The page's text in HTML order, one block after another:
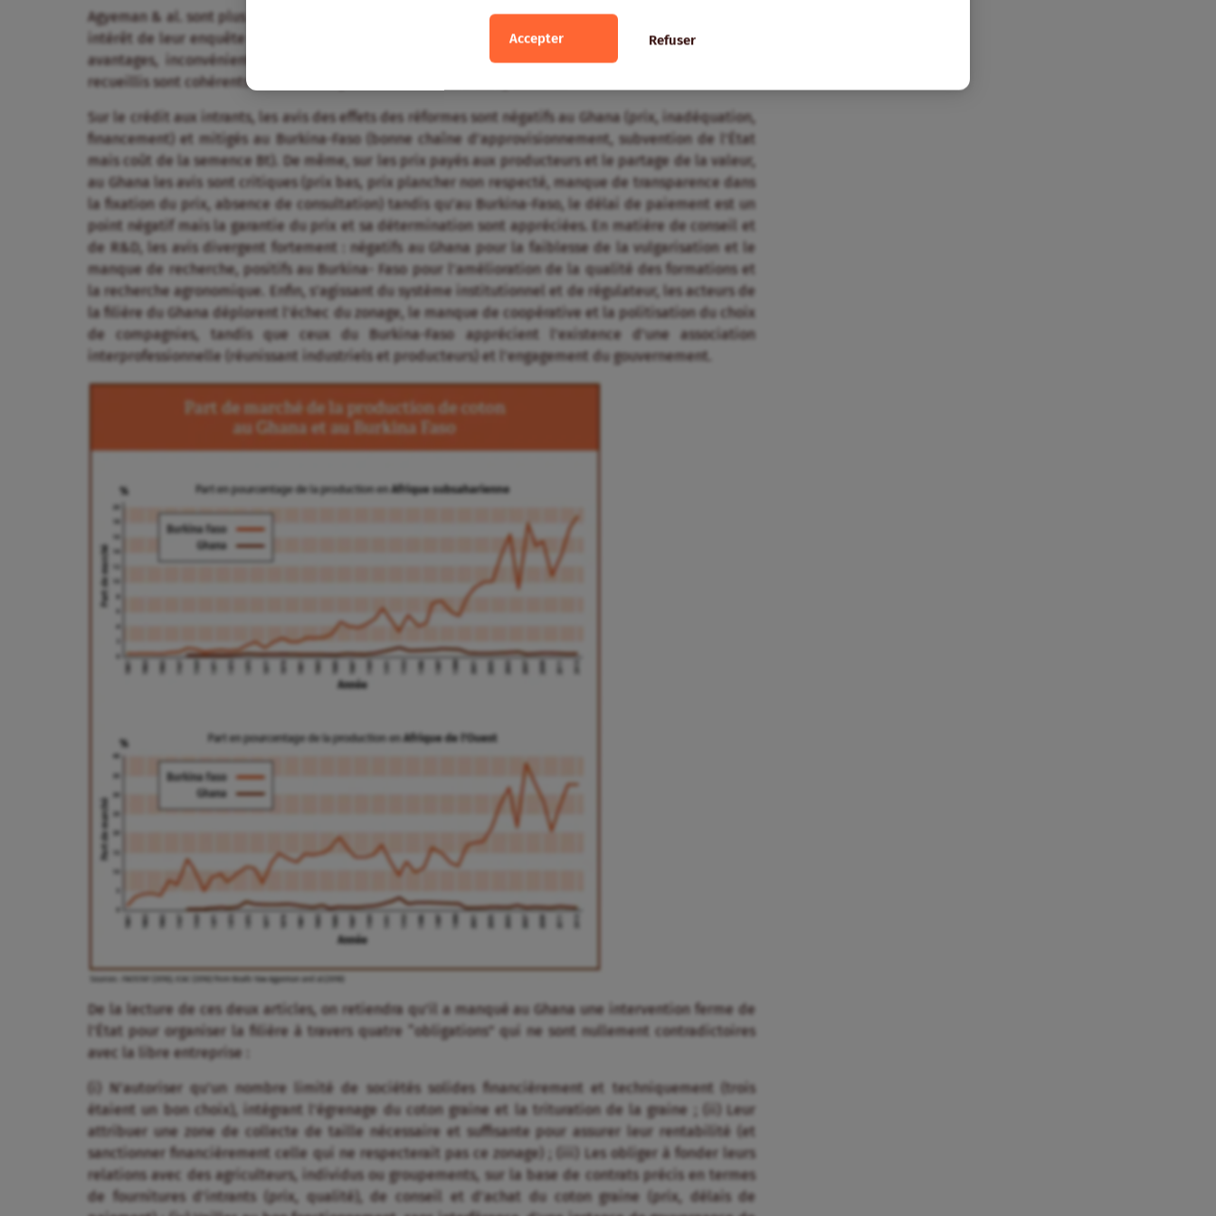
Accepter Refuser
Agyeman & al. sont plus explicites à cet égard grâce à la comparaison avec le Burkina-Faso. Un grand
intérêt de leur enquête est de révéler la lucidité des acteurs des filières dans les deux pays sur les
avantages, inconvénients et erreurs dans la conduite des réformes dans les deux pays. Les avis
recueillis sont cohérents avec les analyses d’observateurs indépendants.
Sur le crédit aux intrants, les avis des effets des réformes sont négatifs au Ghana (prix, inadéquation,
financement) et mitigés au Burkina-Faso (bonne chaîne d’approvisionnement, subvention de l’État
mais coût de la semence Bt). De même, sur les prix payés aux producteurs et le partage de la valeur,
au Ghana les avis sont critiques (prix bas, prix plancher non respecté, manque de transparence dans
la fixation du prix, absence de consultation) tandis qu’au Burkina-Faso, le délai de paiement est un
point négatif mais la garantie du prix et sa détermination sont appréciées. En matière de conseil et
de R&D, les avis divergent fortement : négatifs au Ghana pour la faiblesse de la vulgarisation et le
manque de recherche, positifs au Burkina- Faso pour l’amélioration de la qualité des formations et
la recherche agronomique. Enfin, s’agissant du système institutionnel et de régulateur, les acteurs de
la filière du Ghana déplorent l’échec du zonage, le manque de coopérative et la politisation du choix
de compagnies, tandis que ceux du Burkina-Faso apprécient l’existence d’une association
interprofessionnelle (réunissant industriels et producteurs) et l’engagement du gouvernement.
De la lecture de ces deux articles, on retiendra qu’il a manqué au Ghana une intervention ferme de
l’État pour organiser la filière à travers quatre “obligations” qui ne sont nullement contradictoires
avec la libre entreprise :
(i) N’autoriser qu’un nombre limité de sociétés solides financièrement et techniquement (trois
étaient un bon choix), intégrant l’égrenage du coton graine et la trituration de la graine ; (ii) Leur
attribuer une zone de collecte de taille nécessaire et suffisante pour assurer leur rentabilité (et
sanctionner financièrement celle qui ne respecterait pas ce zonage) ; (iii) Les obliger à fonder leurs
relations avec des agriculteurs, individus ou groupements, sur la base de contrats précis en termes
de fournitures d’intrants (prix, qualité), de conseil et d’achat du coton graine (prix, délais de